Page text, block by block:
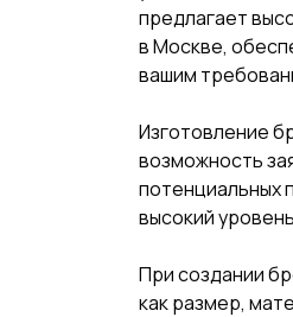
предлагает
в Москве,
вашим
Изготовление
возможность
потенциальных
высокий
При создании
как размер,